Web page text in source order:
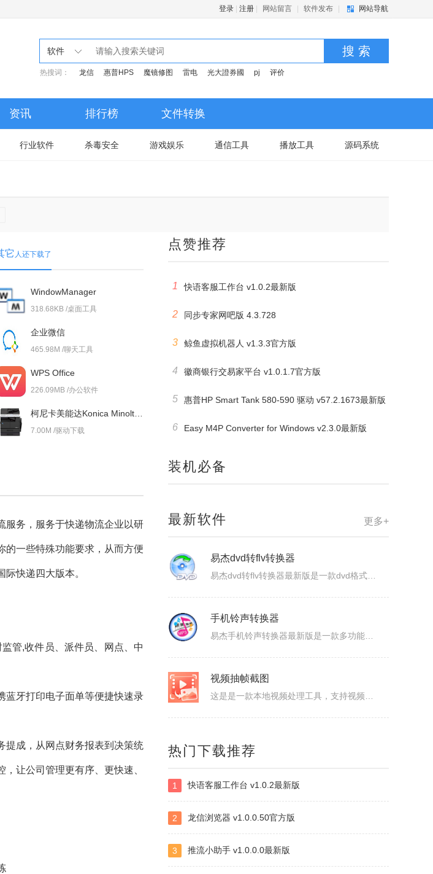
登录 注册 网站留言 软件发布 网站导航
软件 搜 索
热搜词： 龙信 惠普HPS 魔镜修图 雷电 光大證券國 pj 评价
资讯 排行榜 文件转换
行业软件 杀毒安全 游戏娱乐 通信工具 播放工具 源码系统
它 人还下载了
WindowManager
318.68KB /桌面工具
企业微信
465.98M /聊天工具
WPS Office
226.09MB /办公软件
7.00M /驱动下载
服务，服务于快递物流企业以研
的一些特殊功能要求，从而方便
快递四大版本。
管,收件员、派件员、网点、中
牙打印电子面单等便捷快速录
成，从网点财务报表到决策统
让公司管理更有序、更快速、
点赞推荐
1 快语客服工作台 v1.0.2最新版
2 同步专家网吧版 4.3.728
3 鲸鱼虚拟机器人 v1.3.3官方版
4 徽商银行交易家平台 v1.0.1.7官方版
5 惠普HP Smart Tank 580-590 驱动 v57.2.1673最新版
6 Easy M4P Converter for Windows v2.3.0最新版
装机必备
更多+
最新软件
易杰dvd转flv转换器
手机铃声转换器
视频抽帧截图
小云
热门下载推荐
1 快语客服工作台 v1.0.2最新版
2 龙信浏览器 v1.0.0.50官方版
3 推流小助手 v1.0.0.0最新版